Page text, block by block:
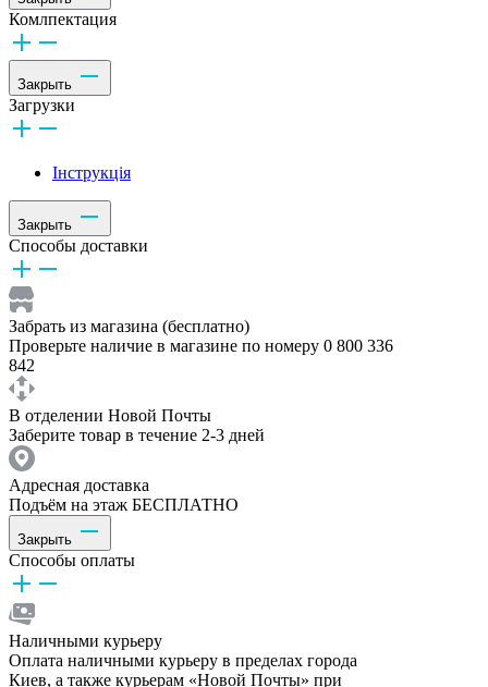
Комлпектация
Закрыть
Загрузки
Інструкція
Закрыть
Способы доставки
Забрать из магазина (бесплатно)
Проверьте наличие в магазине по номеру 0 800 336
842
В отделении Новой Почты
Заберите товар в течение 2-3 дней
Адресная доставка
Подъём на этаж БЕСПЛАТНО
Закрыть
Способы оплаты
Наличными курьеру
Оплата наличными курьеру в пределах города
Киев, а также курьерам «Новой Почты» при